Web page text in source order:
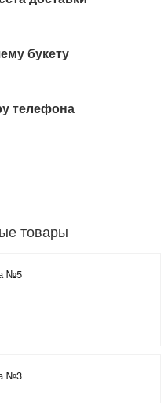
букету
телефона
товары
№5
№3